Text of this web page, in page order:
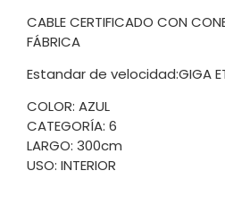
CABLE CERTIFICADO CON
FÁBRICA
Estandar de velocidad:GIGA
COLOR: AZUL
CATEGORÍA: 6
LARGO: 300cm
USO: INTERIOR